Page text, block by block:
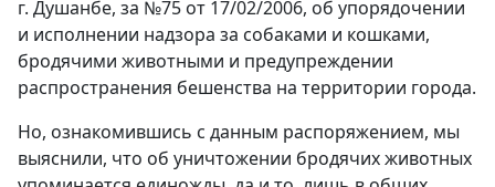
г. Душанбе, за №75 от 17/02/2006, об упорядочении
и исполнении надзора за собаками и кошками,
бродячими животными и предупреждении
распространения бешенства на территории города.
Но, ознакомившись с данным распоряжением, мы
выяснили, что об уничтожении бродячих животных